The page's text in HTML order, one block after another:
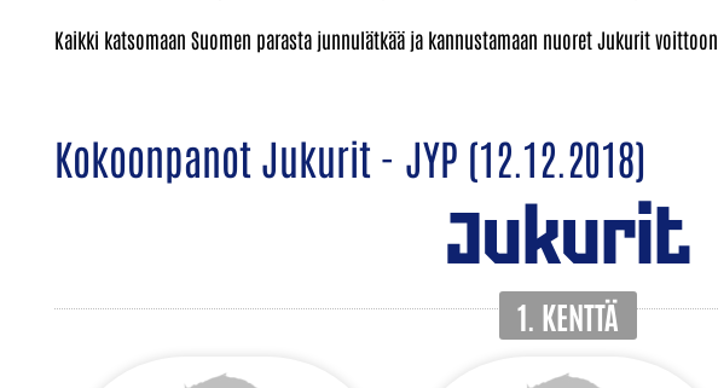
Kaikki katsomaan Suomen parasta junnulätkää ja kannustamaan nuoret Jukurit voittoon.
Kokoonpanot Jukurit - JYP (12.12.2018)
Jukurit
1. KENTTÄ